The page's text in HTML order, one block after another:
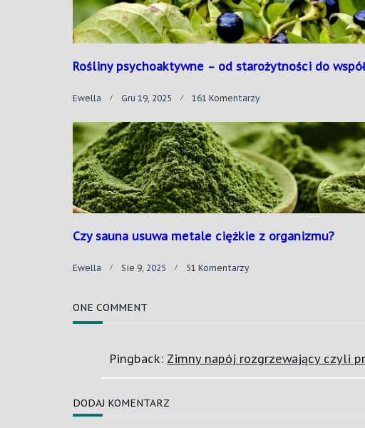
Rośliny psychoaktywne – od starożytności do
Ewella Gru 19, 2025 161 KomentarzyDo
Psychoaktywne
–
Od
Starożytności
Do
Współczesności?
Czy sauna usuwa metale ciężkie z organizmu?
Ewella Sie 9, 2025 51 KomentarzyDo
Organizmu?
ONE COMMENT
Pingback: Zimny napój rozgrzewający czyli
DODAJ KOMENTARZ